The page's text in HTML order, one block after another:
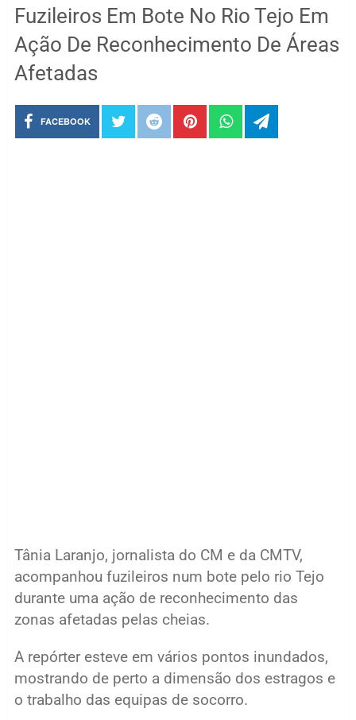
Fuzileiros Em Bote No Rio Tejo Em
Ação De Reconhecimento De Áreas
Afetadas
FACEBOOK
Tânia Laranjo, jornalista do CM e da CMTV,
acompanhou fuzileiros num bote pelo rio Tejo
durante uma ação de reconhecimento das
zonas afetadas pelas cheias.
A repórter esteve em vários pontos inundados,
mostrando de perto a dimensão dos estragos e
o trabalho das equipas de socorro.